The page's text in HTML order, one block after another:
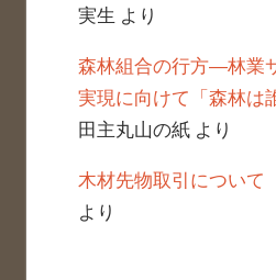
実生 より
森林組合の行方―林業
実現に向けて「森林は
田主丸山の紙より
木材先物取引について
より